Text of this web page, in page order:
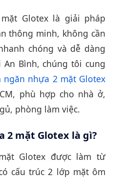
Glotex là giải pháp
thông minh, không cần
chóng và dễ dàng
An Bình, chúng tôi cung
ngăn nhựa 2 mặt Glotex
phù hợp cho nhà ở,
phòng làm việc.
2 mặt Glotex là gì?
Glotex được làm từ
cấu trúc 2 lớp mặt ôm